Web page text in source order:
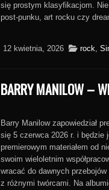
się prostym klasyfikacjom.
post-punku, art rocku czy
12 kwietnia, 2026 rock,
BARRY MANILOW –
Barry Manilow zapowiedział
się 5 czerwca 2026 r. i będzie
premierowym materiałem od
swoim wieloletnim
wracać do dawnych przebojów
z różnymi twórcami. Na